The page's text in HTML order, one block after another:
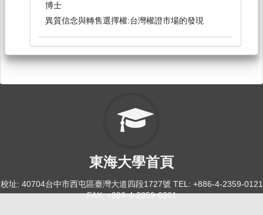
管理數學[1632]
日間學士班-資管系1
研究所-統計碩博1,2
博士
異質信念與轉售選擇權:台灣權證市場的發現
東海大學首頁
校址: 40704台中市西屯區臺灣大道四段1727號 TEL: +886-4-2359-0121
FAX: +886-4-2359-0361